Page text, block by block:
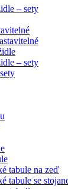
– sety
– sety
tabule na zeď
tabule se